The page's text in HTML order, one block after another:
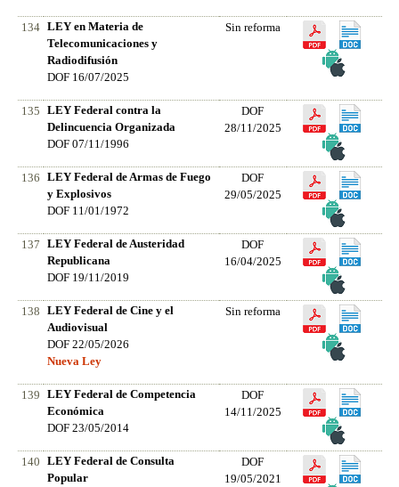
134 LEY en Materia de
Telecomunicaciones y
Radiodifusión
DOF 16/07/2025
Sin reforma
135
LEY Federal contra la
Delincuencia Organizada
DOF 07/11/1996
DOF
28/11/2025
136
LEY Federal de Armas de Fuego
y Explosivos
DOF 11/01/1972
DOF
29/05/2025
137
LEY Federal de Austeridad
Republicana
DOF 19/11/2019
DOF
16/04/2025
138
LEY Federal de Cine y el
Audiovisual
DOF 22/05/2026
Nueva Ley
Sin reforma
139
LEY Federal de Competencia
Económica
DOF 23/05/2014
DOF
14/11/2025
140
LEY Federal de Consulta
Popular
DOF
19/05/2021